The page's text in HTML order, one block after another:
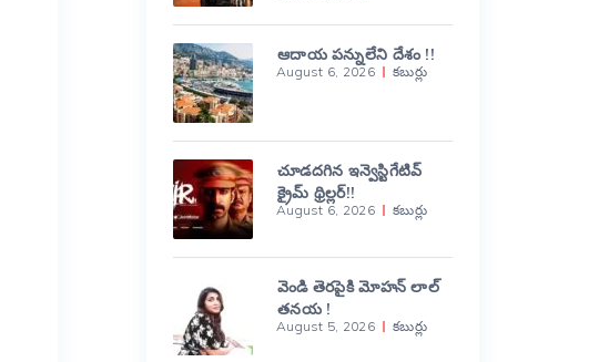
ఆదాయ పన్నులేని దేశం !!
August 6, 2026 కబుర్లు
చూడదగిన ఇన్వెస్టిగేటివ్
క్రైమ్ థ్రిల్లర్!!
August 6, 2026 కబుర్లు
వెండి తెరపైకి మోహన్ లాల్
తనయ !
August 5, 2026 కబుర్లు